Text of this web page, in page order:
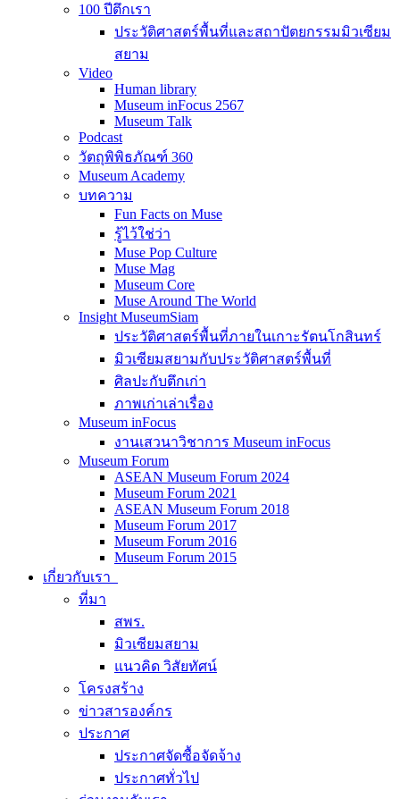
100 ปีตึกเรา
ประวัติศาสตร์พื้นที่และสถาปัตยกรรมมิวเซียม
สยาม
Video
Human library
Museum inFocus 2567
Museum Talk
Podcast
วัตถุพิพิธภัณฑ์ 360
Museum Academy
บทความ
Fun Facts on Muse
รู้ไว้ใช่ว่า
Muse Pop Culture
Muse Mag
Museum Core
Muse Around The World
Insight MuseumSiam
ประวัติศาสตร์พื้นที่ภายในเกาะรัตนโกสินทร์
มิวเซียมสยามกับประวัติศาสตร์พื้นที่
ศิลปะกับตึกเก่า
ภาพเก่าเล่าเรื่อง
Museum inFocus
งานเสวนาวิชาการ Museum inFocus
Museum Forum
ASEAN Museum Forum 2024
Museum Forum 2021
ASEAN Museum Forum 2018
Museum Forum 2017
Museum Forum 2016
Museum Forum 2015
เกี่ยวกับเรา
ที่มา
สพร.
มิวเซียมสยาม
แนวคิด วิสัยทัศน์
โครงสร้าง
ข่าวสารองค์กร
ประกาศ
ประกาศจัดซื้อจัดจ้าง
ประกาศทั่วไป